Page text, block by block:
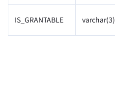
IS_GRANTABLE varchar(3)